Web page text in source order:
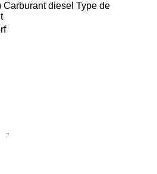
Carburant diesel Type de